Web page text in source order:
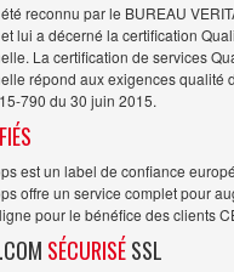
reconnu par le BUREAU
lui a décerné la certification
La certification de services
répond aux exigences qualité
790 du 30 juin 2015.
est un label de confiance
offre un service complet pour
pour le bénéfice des clients
SÉCURISÉSSL